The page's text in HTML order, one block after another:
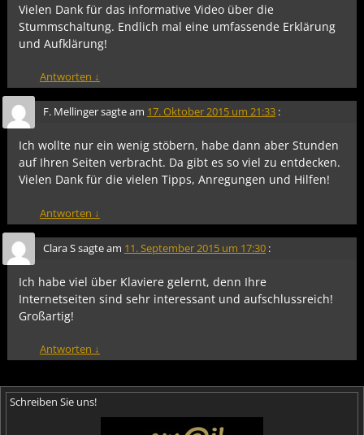
Vielen Dank für das informative Video über die
Stummschaltung. Endlich mal eine umfassende Erklärung
und Aufklärung!
Antworten ↓
F. Mellingersagte am 17. Oktober 2015 um 21:33 :
Ich wollte nur ein wenig stöbern, habe dann aber Stunden
auf Ihren Seiten verbracht. Da gibt es so viel zu entdecken.
Vielen Dank für die vielen Tipps, Anregungen und Hilfen!
Antworten ↓
Clara Ssagte am 11. September 2015 um 17:30 :
Ich habe viel über Klaviere gelernt, denn Ihre
Internetseiten sind sehr interessant und aufschlussreich!
Großartig!
Antworten ↓
Schreiben Sie uns!